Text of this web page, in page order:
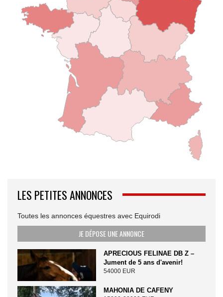
LES PETITES ANNONCES
Toutes les annonces équestres avec Equirodi
JE DÉPOSE UNE ANNONCE
APRECIOUS FELINAE DB Z –
Jument de 5 ans d'avenir!
54000 EUR
MAHONIA DE CAFENY